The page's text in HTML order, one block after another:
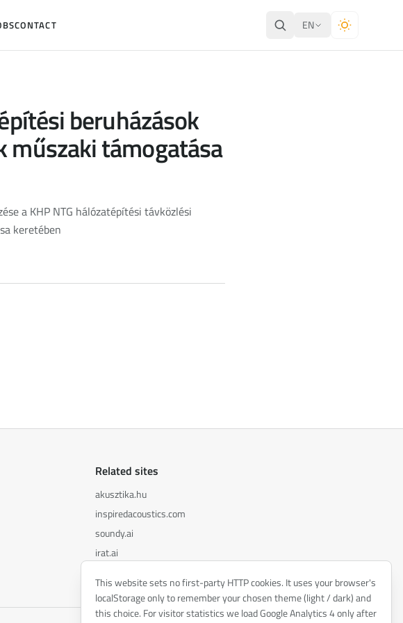
CONTACT EN
beruházások
műszaki támogatása
a KHP NTG hálózatépítési távközlési
keretében
Related sites
akusztika.hu
inspiredacoustics.com
soundy.ai
irat.ai
This website sets no first-party HTTP cookies. It uses your browser's
localStorage only to remember your chosen theme (light / dark) and
this choice. For visitor statistics we load Google Analytics 4 only after